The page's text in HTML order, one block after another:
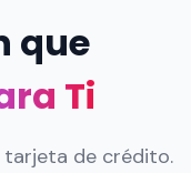
que
Ti
tarjeta de crédito.